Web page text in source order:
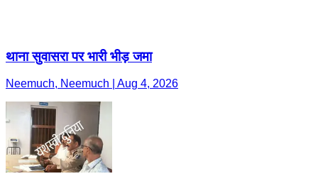
थाना सुवासरा पर भारी भीड़ जमा
Neemuch, Neemuch | Aug 4, 2026